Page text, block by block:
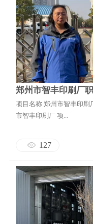
郑州市智丰印刷厂
项目名称 郑州市智丰印刷
市智丰印刷厂 项...
127